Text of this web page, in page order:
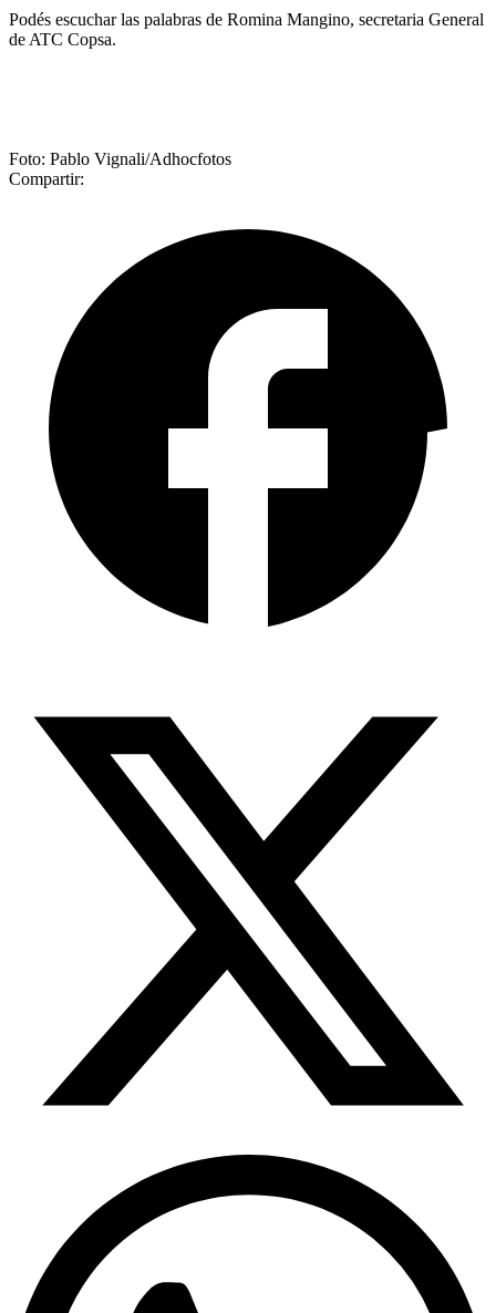
Podés escuchar las palabras de Romina Mangino, secretaria General
de ATC Copsa.
Foto: Pablo Vignali/Adhocfotos
Compartir: